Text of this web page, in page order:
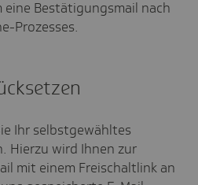
Bestätigungsmail nach
Prozesses.
Ihr selbstgewähltes
Hierzu wird Ihnen zur
mit einem Freischaltlink an